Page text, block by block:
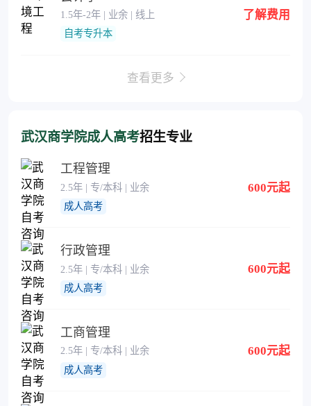
1.5年-2年 | 业余 | 线上
自考专升本
了解费用
查看更多
武汉商学院成人高考招生专业
工程管理
2.5年 | 专/本科 | 业余
成人高考
600元起
行政管理
2.5年 | 专/本科 | 业余
成人高考
600元起
工商管理
2.5年 | 专/本科 | 业余
成人高考
600元起